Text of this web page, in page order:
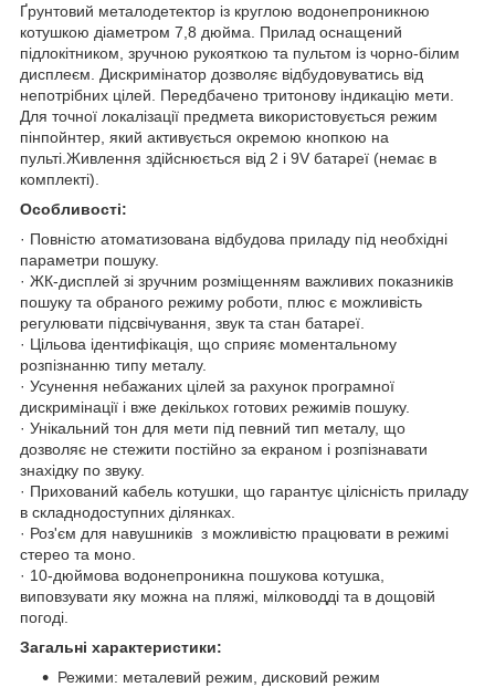
Ґрунтовий металодетектор із круглою водонепроникною
котушкою діаметром 7,8 дюйма. Прилад оснащений
підлокітником, зручною рукояткою та пультом із чорно-білим
дисплеєм. Дискримінатор дозволяє відбудовуватись від
непотрібних цілей. Передбачено тритонову індикацію мети.
Для точної локалізації предмета використовується режим
пінпойнтер, який активується окремою кнопкою на
пульті.Живлення здійснюється від 2 і 9V батареї (немає в
комплекті).
Особливості:
· Повністю атоматизована відбудова приладу під необхідні
параметри пошуку.
· ЖК-дисплей зі зручним розміщенням важливих показників
пошуку та обраного режиму роботи, плюс є можливість
регулювати підсвічування, звук та стан батареї.
· Цільова ідентифікація, що сприяє моментальному
розпізнанню типу металу.
· Усунення небажаних цілей за рахунок програмної
дискримінації і вже декількох готових режимів пошуку.
· Унікальний тон для мети під певний тип металу, що
дозволяє не стежити постійно за екраном і розпізнавати
знахідку по звуку.
· Прихований кабель котушки, що гарантує цілісність приладу
в складнодоступних ділянках.
· Роз'єм для навушників з можливістю працювати в режимі
стерео та моно.
· 10-дюймова водонепроникна пошукова котушка,
виповзувати яку можна на пляжі, мілководді та в дощовій
погоді.
Загальні характеристики:
Режими: металевий режим, дисковий режим